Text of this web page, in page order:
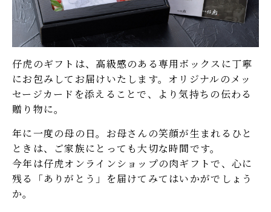
仔虎のギフトは、高級感のある専用ボックスに丁寧
にお包みしてお届けいたします。オリジナルのメッ
セージカードを添えることで、より気持ちの伝わる
贈り物に。
年に一度の母の日。お母さんの笑顔が生まれるひと
ときは、ご家族にとっても大切な時間です。
今年は仔虎オンラインショップの肉ギフトで、心に
残る「ありがとう」を届けてみてはいかがでしょう
か。